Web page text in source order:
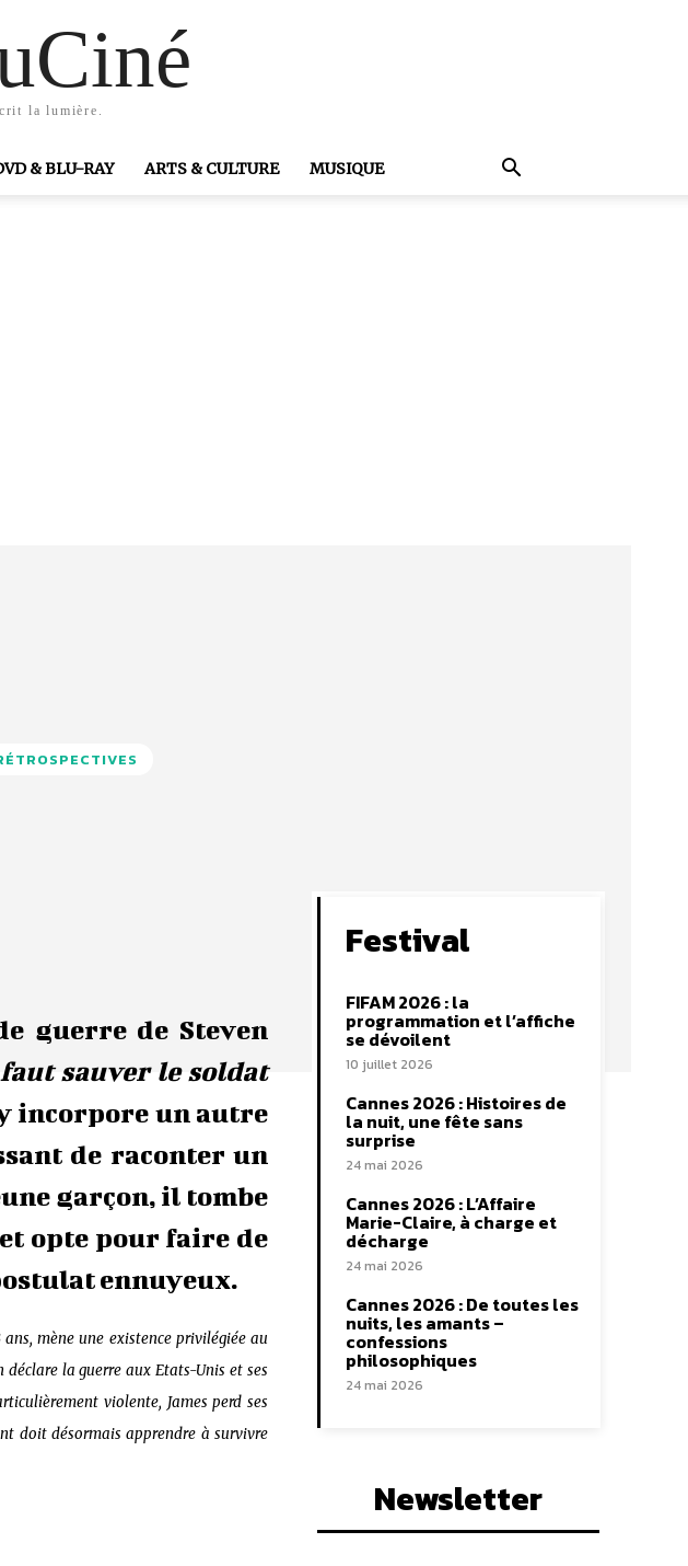
la lumière.
& BLU-RAY ARTS & CULTURE MUSIQUE
guerre de Steven
sauver le soldat
incorpore un autre
de raconter un
garçon, il tombe
opte pour faire de
ennuyeux.
mène une existence privilégiée au
la guerre aux Etats-Unis et ses
violente, James perd ses
doit désormais apprendre à survivre
Festival
FIFAM 2026 : la
programmation et l’affiche
se dévoilent
10 juillet 2026
Cannes 2026 : Histoires de
la nuit, une fête sans
surprise
24 mai 2026
Cannes 2026 : L’Affaire
Marie-Claire, à charge et
décharge
24 mai 2026
Cannes 2026 : De toutes les
nuits, les amants –
confessions
philosophiques
24 mai 2026
Newsletter